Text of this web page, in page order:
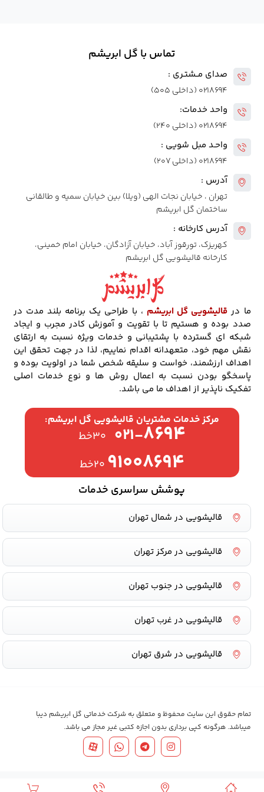
تماس با گل ابریشم
صدای مــشتـری :
۰۲۱۸۶۹۴ (داخلی ۵۰۵)
واحد خدمات:
۰۲۱۸۶۹۴ (داخلی ۲۴۰)
واحـد مبل شویی :
۰۲۱۸۶۹۴ (داخلی ۲۰۷)
آدرس :
تهران ، خیابان نجات الهی (ویلا) بین خیابان سمیه و طالقانی
ساختمان گل ابریشم
آدرس کارخانه :
کهریزک، تورقوز آباد، خیابان آزادگان، خیابان امام خمینی،
کارخانه قالیشویی گل ابریشم
ما در قالیشویی گل ابریشم ، با طراحی یک برنامه بلند مدت در
صدد بوده و هستیم تا با تقویت و آموزش کادر مجرب و ایجاد
شبکه ای گسترده با پشتیبانی و خدمات ویژه نسبت به ارتقای
نقش مهم خود، متعهدانه اقدام نماییم، لذا در جهت تحقق این
اهداف ارزشمند، خواست و سلیقه شخص شما در اولویت بوده و
پاسخگو بودن نسبت به اعمال روش ها و نوع خدمات اصلی
تفکیک ناپذیر از اهداف ما می باشد.
مرکز خدمات مشتریان قالیشویی گل ابریشم:
۰۲۱-۸۶۹۴ ۳۰خط
۹۱۰۰۸۶۹۴ ۲۰خط
پوشش سراسری خدمات
قالیشویی در شمال تهران
قالیشویی در مرکز تهران
قالیشویی در جنوب تهران
قالیشویی در غرب تهران
قالیشویی در شرق تهران
تمام حقوق این سایت محفوظ و متعلق به شرکت خدماتی گل ابریشم دیبا
میباشد. هرگونه کپی برداری بدون اجازه کتبی غیر مجاز می باشد.